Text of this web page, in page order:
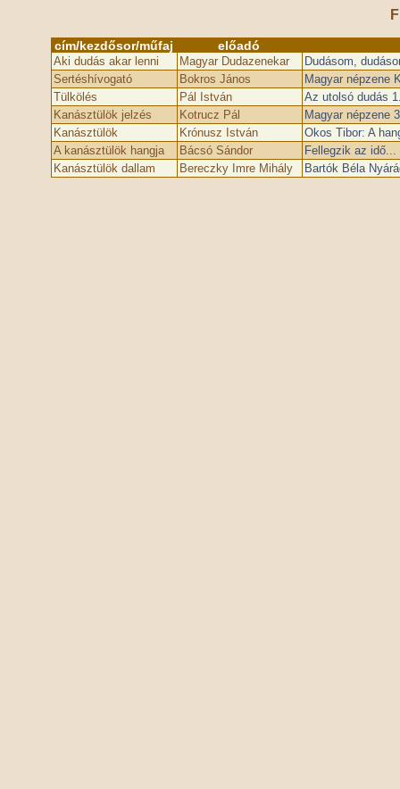
cím/kezdősor/műfaj előadó
Aki dudás akar lenni Magyar Dudazenekar
Dudásom,
Sertéshívogató
Bokros János
Magyar népzene
Tülkölés
Pál István
Az utolsó dudás
Kanásztülök jelzés
Kotrucz Pál
Magyar népzene
Kanásztülök
Krónusz István
Okos Tibor: A
A kanásztülök hangja
Bácsó Sándor
Fellegzik az
Kanásztülök dallam
Bereczky Imre Mihály Bartók Béla